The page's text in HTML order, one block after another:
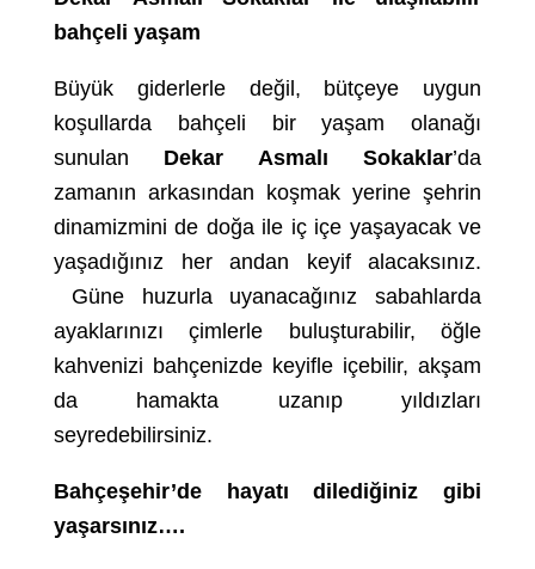
bahçeli yaşam
Büyük giderlerle değil, bütçeye uygun
koşullarda bahçeli bir yaşam olanağı
sunulan Dekar Asmalı Sokaklar’da
zamanın arkasından koşmak yerine şehrin
dinamizmini de doğa ile iç içe yaşayacak ve
yaşadığınız her andan keyif alacaksınız.
Güne huzurla uyanacağınız sabahlarda
ayaklarınızı çimlerle buluşturabilir, öğle
kahvenizi bahçenizde keyifle içebilir, akşam
da hamakta uzanıp yıldızları
seyredebilirsiniz.
Bahçeşehir’de hayatı dilediğiniz gibi
yaşarsınız….